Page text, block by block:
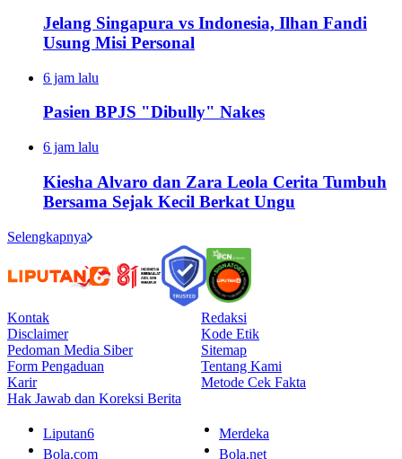
Jelang Singapura vs Indonesia, Ilhan Fandi
Usung Misi Personal
6 jam lalu
Pasien BPJS "Dibully" Nakes
6 jam lalu
Kiesha Alvaro dan Zara Leola Cerita Tumbuh
Bersama Sejak Kecil Berkat Ungu
Selengkapnya
Kontak
Redaksi
Disclaimer
Kode Etik
Pedoman Media Siber
Sitemap
Form Pengaduan
Tentang Kami
Karir
Metode Cek Fakta
Hak Jawab dan Koreksi Berita
Liputan6
Merdeka
Bola.com
Bola.net